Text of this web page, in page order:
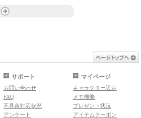
サポート
お問い合わせ
FAQ
不具合対応状況
アンケート
マイページ
キャラクター設定
メモ機能
プレゼント状況
アイテムクーポン